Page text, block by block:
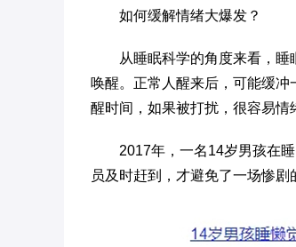
如何缓解情绪大爆发？
从睡眠科学的角度来看，睡
唤醒。正常人醒来后，可能缓
醒时间，如果被打扰，很容易情
2017年，一名14岁男孩在
员及时赶到，才避免了一场惨剧